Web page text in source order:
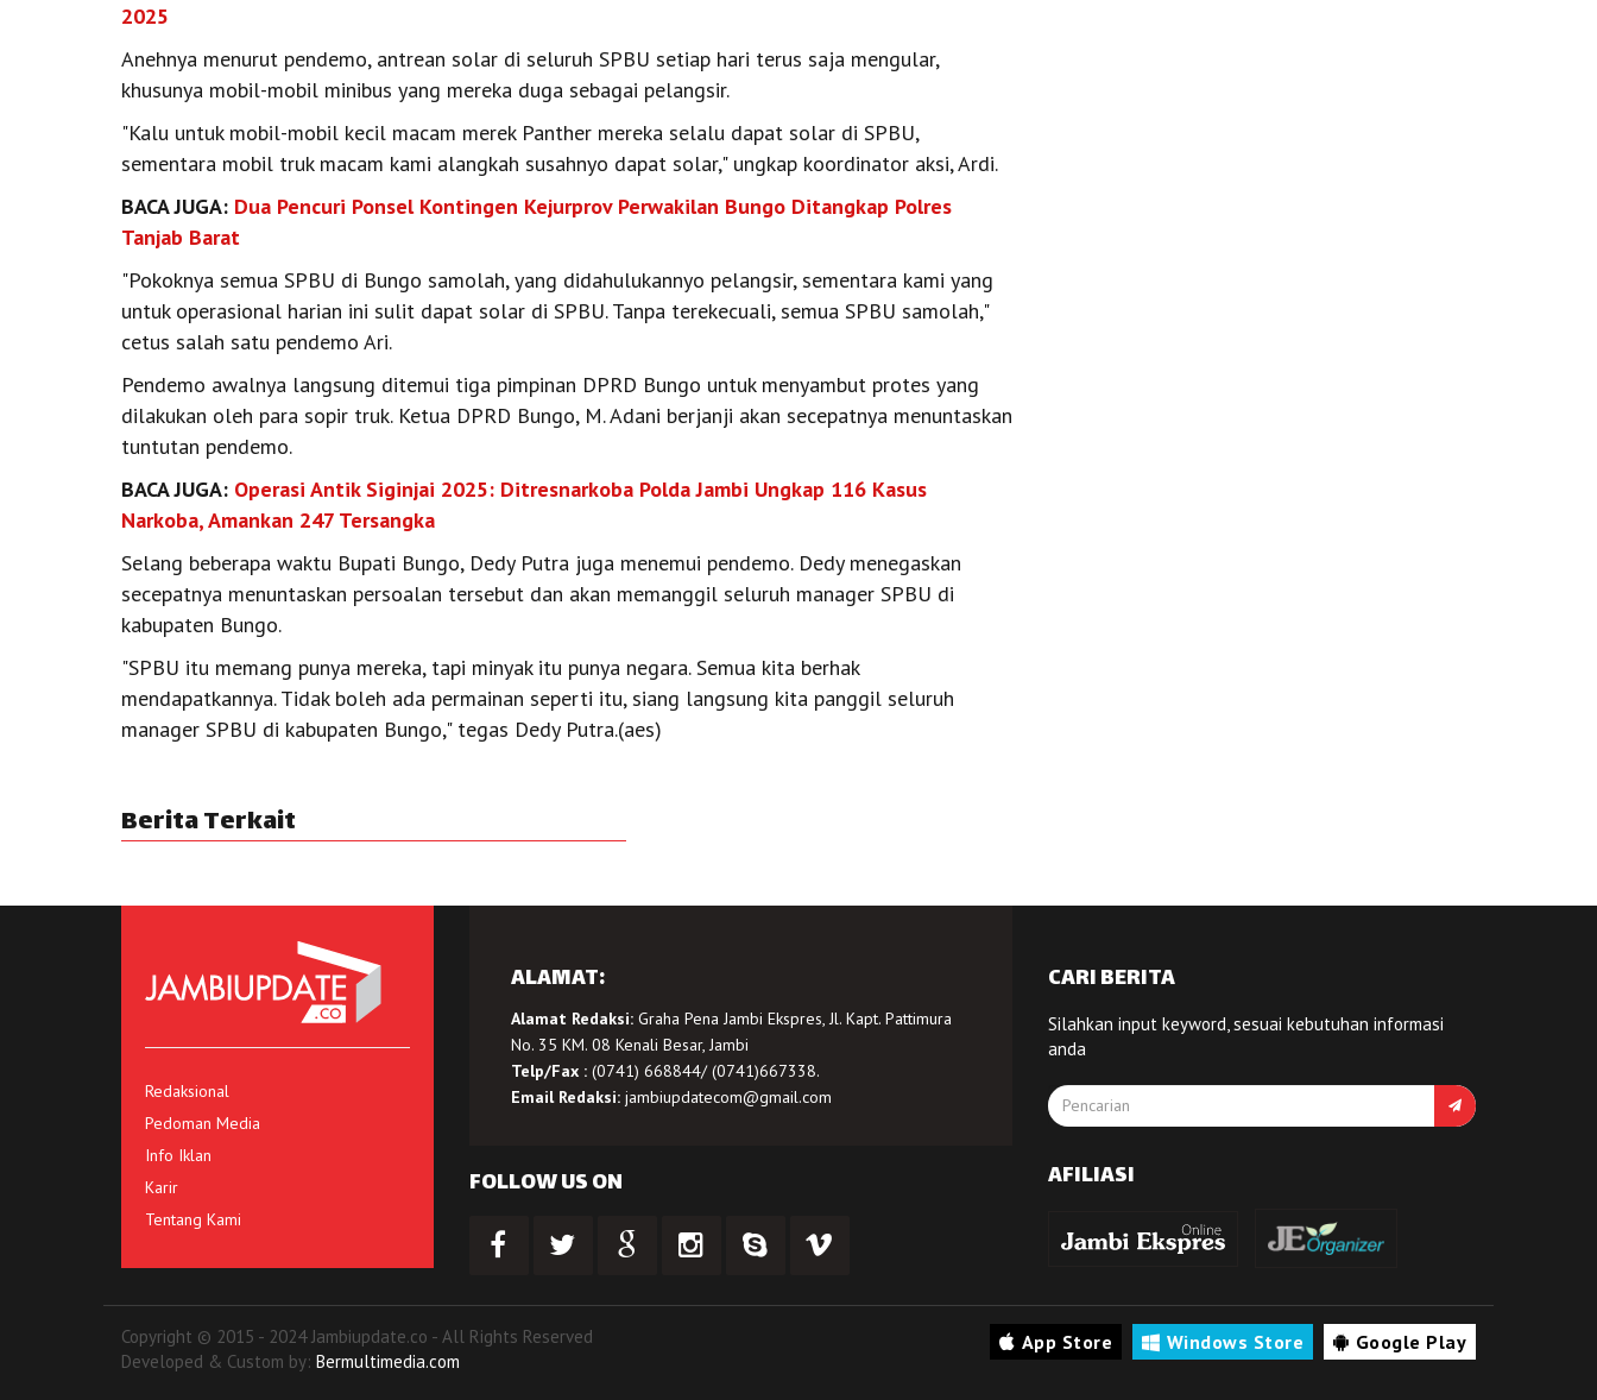
2025
Anehnya menurut pendemo, antrean solar di seluruh SPBU setiap hari terus saja mengular,
khusunya mobil-mobil minibus yang mereka duga sebagai pelangsir.
"Kalu untuk mobil-mobil kecil macam merek Panther mereka selalu dapat solar di SPBU,
sementara mobil truk macam kami alangkah susahnyo dapat solar," ungkap koordinator aksi, Ardi.
BACA JUGA: Dua Pencuri Ponsel Kontingen Kejurprov Perwakilan Bungo Ditangkap Polres
Tanjab Barat
"Pokoknya semua SPBU di Bungo samolah, yang didahulukannyo pelangsir, sementara kami yang
untuk operasional harian ini sulit dapat solar di SPBU. Tanpa terekecuali, semua SPBU samolah,"
cetus salah satu pendemo Ari.
Pendemo awalnya langsung ditemui tiga pimpinan DPRD Bungo untuk menyambut protes yang
dilakukan oleh para sopir truk. Ketua DPRD Bungo, M. Adani berjanji akan secepatnya menuntaskan
tuntutan pendemo.
BACA JUGA: Operasi Antik Siginjai 2025: Ditresnarkoba Polda Jambi Ungkap 116 Kasus
Narkoba, Amankan 247 Tersangka
Selang beberapa waktu Bupati Bungo, Dedy Putra juga menemui pendemo. Dedy menegaskan
secepatnya menuntaskan persoalan tersebut dan akan memanggil seluruh manager SPBU di
kabupaten Bungo.
"SPBU itu memang punya mereka, tapi minyak itu punya negara. Semua kita berhak
mendapatkannya. Tidak boleh ada permainan seperti itu, siang langsung kita panggil seluruh
manager SPBU di kabupaten Bungo," tegas Dedy Putra.(aes)
Berita Terkait
Redaksional
Pedoman Media
Info Iklan
Karir
Tentang Kami
ALAMAT:
Alamat Redaksi:Graha Pena Jambi Ekspres, Jl. Kapt. Pattimura
No. 35 KM. 08 Kenali Besar, Jambi
Telp/Fax :(0741) 668844/ (0741)667338.
Email Redaksi: jambiupdatecom@gmail.com
FOLLOW US ON
CARI BERITA
Silahkan input keyword, sesuai kebutuhan informasi
anda
AFILIASI
Copyright © 2015 - 2024 Jambiupdate.co - All Rights Reserved
Developed & Custom by: Bermultimedia.com
App Store Windows Store Google Play